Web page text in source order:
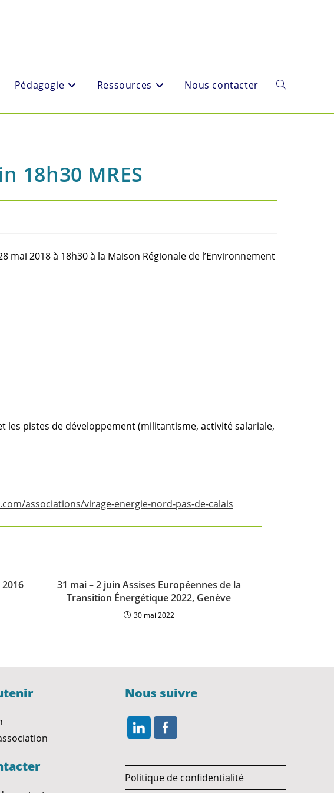
Pédagogie Ressources Nous contacter Toggle
search
18h30 MRES
mai 2018 à 18h30 à la Maison Régionale de l’Environnement
les pistes de développement (militantisme, activité salariale,
associations/virage-energie-nord-pas-de-calais
31 mai – 2 juin Assises Européennes de la
Transition Énergétique 2022, Genève
30 mai 2022
Nous suivre
Politique de confidentialité